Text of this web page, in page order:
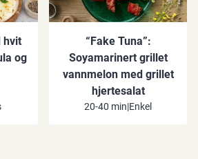
hvit
og
“Fake Tuna”:
Soyamarinert grillet
vannmelon med grillet
hjertesalat
20-40 min|Enkel